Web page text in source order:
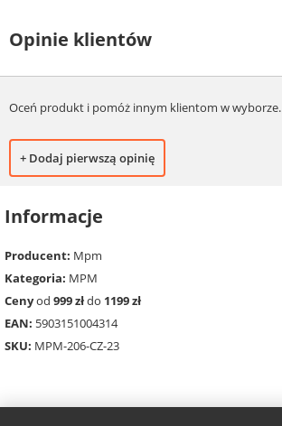
Opinie klientów
Oceń produkt i pomóż innym klientom w wyborze.
+ Dodaj pierwszą opinię
Informacje
Producent: Mpm
Kategoria: MPM
Cenyod 999 złdo 1199 zł
EAN: 5903151004314
SKU: MPM-206-CZ-23